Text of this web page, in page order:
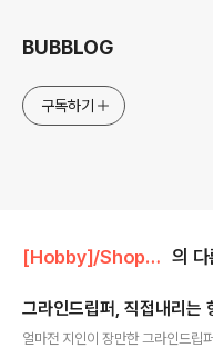
BUBBLOG
구독하기
[Hobby]/Shopping 의 다
그라인드립퍼, 직접내리는
얼마전 지인이 장만한 그라인드립